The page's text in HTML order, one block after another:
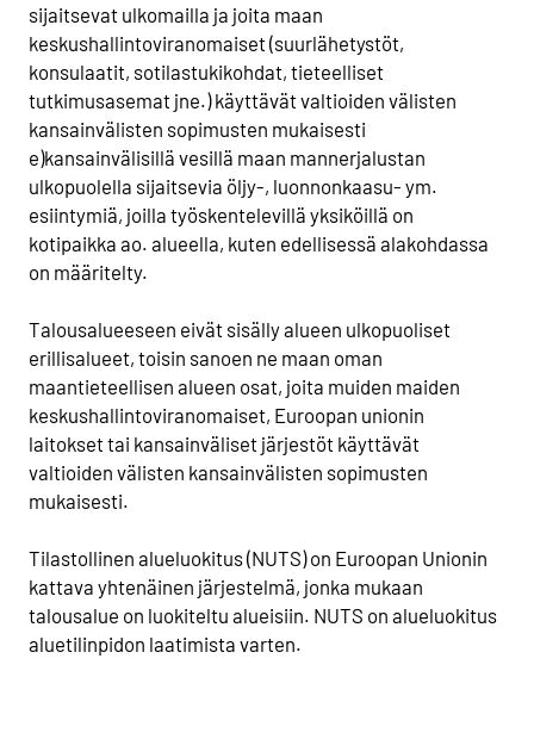
sijaitsevat ulkomailla ja joita maan
keskushallintoviranomaiset (suurlähetystöt,
konsulaatit, sotilastukikohdat, tieteelliset
tutkimusasemat jne.) käyttävät valtioiden välisten
kansainvälisten sopimusten mukaisesti
e)kansainvälisillä vesillä maan mannerjalustan
ulkopuolella sijaitsevia öljy-, luonnonkaasu- ym.
esiintymiä, joilla työskentelevillä yksiköillä on
kotipaikka ao. alueella, kuten edellisessä alakohdassa
on määritelty.
Talousalueeseen eivät sisälly alueen ulkopuoliset
erillisalueet, toisin sanoen ne maan oman
maantieteellisen alueen osat, joita muiden maiden
keskushallintoviranomaiset, Euroopan unionin
laitokset tai kansainväliset järjestöt käyttävät
valtioiden välisten kansainvälisten sopimusten
mukaisesti.
Tilastollinen alueluokitus (NUTS) on Euroopan Unionin
kattava yhtenäinen järjestelmä, jonka mukaan
talousalue on luokiteltu alueisiin. NUTS on alueluokitus
aluetilinpidon laatimista varten.